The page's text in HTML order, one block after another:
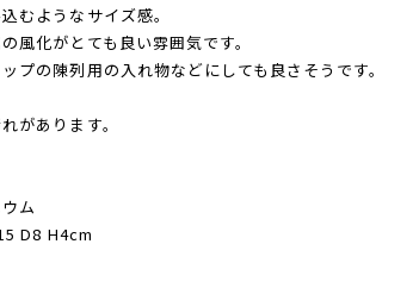
むようなサイズ感。
風化がとても良い雰囲気です。
プの陳列用の入れ物などにしても良さそうです。
があります。
ム
D8 H4cm